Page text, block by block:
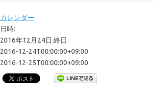
カレンダー
日時:
2016年12月24日 終日
2016-12-24T00:00:00+09:00
2016-12-25T00:00:00+09:00